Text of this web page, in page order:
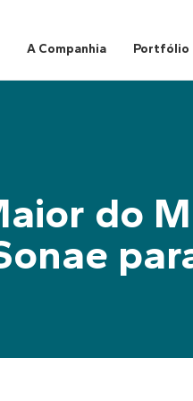
A Companhia Portfólio
do